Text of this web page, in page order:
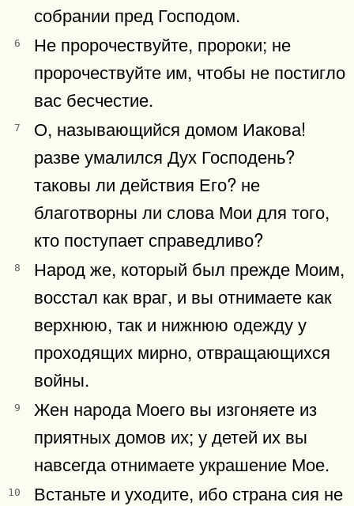
собрании пред Господом.
6
Не пророчествуйте, пророки; не
пророчествуйте им, чтобы не постигло
вас бесчестие.
7
О, называющийся домом Иакова!
разве умалился Дух Господень?
таковы ли действия Его? не
благотворны ли слова Мои для того,
кто поступает справедливо?
8
Народ же, который был прежде Моим,
восстал как враг, и вы отнимаете как
верхнюю, так и нижнюю одежду у
проходящих мирно, отвращающихся
войны.
9
Жен народа Моего вы изгоняете из
приятных домов их; у детей их вы
навсегда отнимаете украшение Мое.
10
Встаньте и уходите, ибо страна сия не